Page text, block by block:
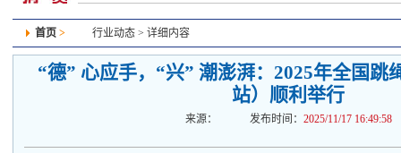
首页 > 行业动态 > 详细内容
“德” 心应手，“兴” 潮澎湃：2025年全国跳
站）顺利举行
来源： 发布时间： 2025/11/17 16:49:58